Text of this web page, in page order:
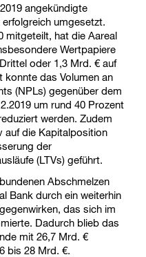
angekündigte
umgesetzt.
mitgeteilt, hat die Aareal
Wertpapiere
oder 1,3 Mrd. € auf
konnte das Volumen an
(NPLs) gegenüber dem
um rund 40 Prozent
werden. Zudem
auf die Kapitalposition
der
(LTVs) geführt.
Abschmelzen
Bank durch ein weiterhin
das sich im
Dadurch blieb das
mit 26,7 Mrd. €
bis 28 Mrd. €.